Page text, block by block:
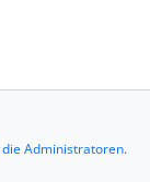
die Administratoren.